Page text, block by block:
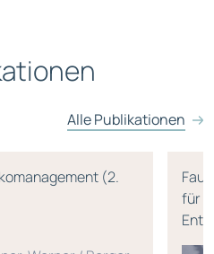
Alle Publikationen
(2.
für